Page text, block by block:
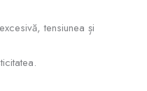
tensiunea și